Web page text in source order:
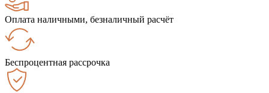
Оплата наличными, безналичный расчёт
Беспроцентная рассрочка